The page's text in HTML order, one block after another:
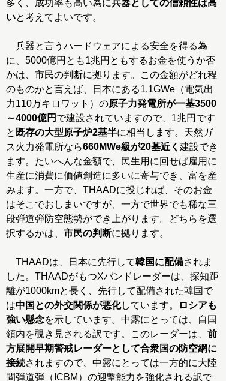
多く、成功率も高い為に兵器としての信頼性は高
いと考えてよいです。
兵器と言うハードウェアによる安全を得る為
に、5000億円とも1兆円ともするお金を使うか否
かは、市民の判断に拠ります。この金額がどれ程
のものかと言えば、日本にある1.1GWe（電気出
力110万キロワット）の原子力発電所が一基3500
～4000億円 で建設されていますので、1兆円です
と 既存の大型原子炉2基半に相当します。天然ガ
ス火力発電所なら660MWe級が20基近く 建設でき
ます。たいへんな金額で、民生用に回せば雇用に
生産に消費に価値創造に多いに寄与でき、富を産
みます。一方で、THAADに投じれば、そのお金
はそこでおしまいですが、一方で世界でも稀な三
段弾道弾防空態勢ができ上がります。どちらを選
択するかは、 市民の判断に拠ります。
THAADは、日本に先行して韓国に配備されま
した。THAADがもつXバンドレーダーは、探知距
離が1000kmと長く、先行して配備された韓国で
は中国との外交関係が悪化しています。
ロシアも
強い懸念を示しています。中露にとっては、自国
領内を覗き見される訳です。このレーダーは、 前
方展開早期警戒レーダーとして合衆国の防空網に
接続されますので、中露にとっては一方的に大陸
間弾道弾（ICBM）の迎撃能力を強化される訳で